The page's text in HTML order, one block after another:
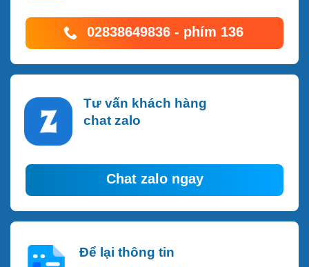
02838649836 - phím 136
Tư vấn khách hàng
chat zalo
Chat zalo ngay
Để lại thông tin